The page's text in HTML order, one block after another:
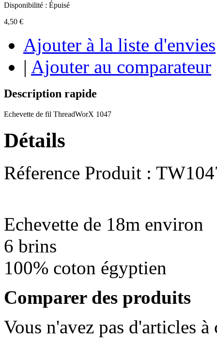
Disponibilité : Épuisé
4,50 €
Ajouter à la liste d'envies
| Ajouter au comparateur
Description rapide
Echevette de fil ThreadWorX 1047
Détails
Réference Produit :
Echevette de 18m environ
6 brins
100% coton égyptien
Comparer des produits
Vous n'avez pas d'articles à